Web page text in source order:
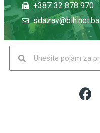
+387 32 878 970
sdazav@bih.net.ba